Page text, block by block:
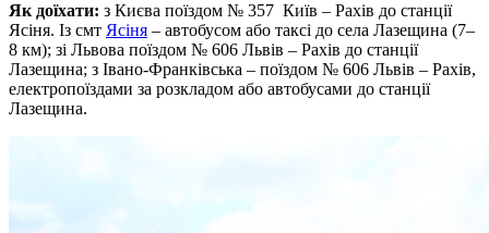
Як доїхати: з Києва поїздом № 357 Київ – Рахів до станції
Ясіня. Із смт Ясіня – автобусом або таксі до села Лазещина (7–
8 км); зі Львова поїздом № 606 Львів – Рахів до станції
Лазещина; з Івано-Франківська – поїздом № 606 Львів – Рахів,
електропоїздами за розкладом або автобусами до станції
Лазещина.